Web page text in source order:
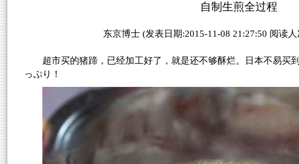
自制生煎全过程
东京博士 (发表日期:2015-11-08 21:27:50 阅读
超市买的猪蹄，已经加工好了，就是还不够酥烂。日本不易买
っぷり！